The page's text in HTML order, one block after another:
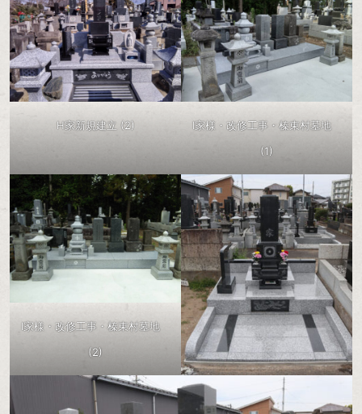
H家新規建立 (2)
I家様・改修工事・榛東村墓地
(1)
I家様・改修工事・榛東村墓地
(2)